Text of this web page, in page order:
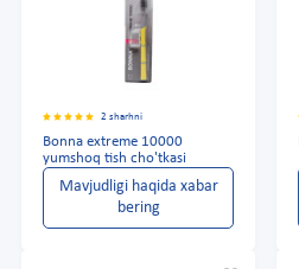
2 sharhni
Bonna extreme 10000
yumshoq tish cho'tkasi
Mavjudligi haqida xabar
bering